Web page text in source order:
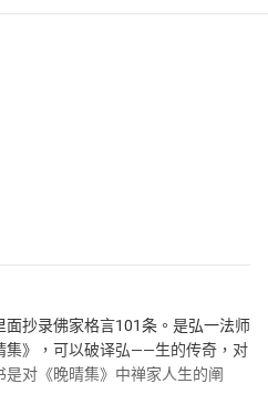
面抄录佛家格言101条。是弘一法师
集》，可以破译弘——生的传奇，对
对《晚晴集》中禅家人生的阐